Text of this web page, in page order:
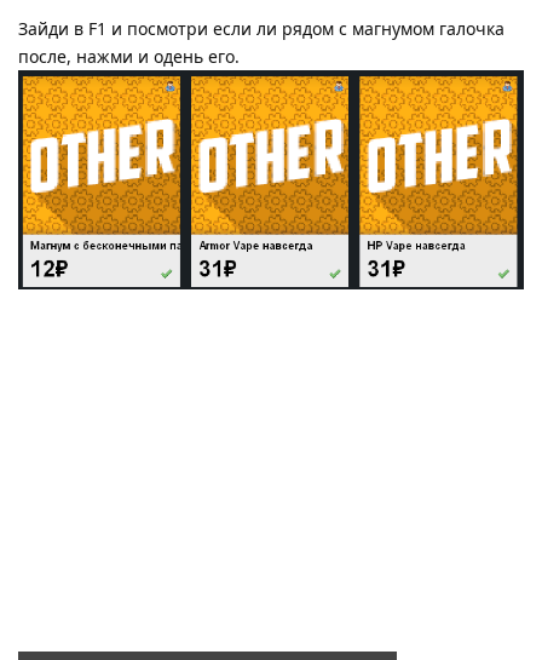
Зайди в F1 и посмотри если ли рядом с магнумом галочка
после, нажми и одень его.